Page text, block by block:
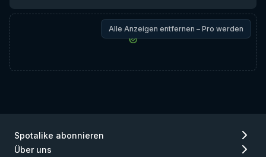
Alle Anzeigen entfernen – Pro werden
Spotalike abonnieren
Über uns